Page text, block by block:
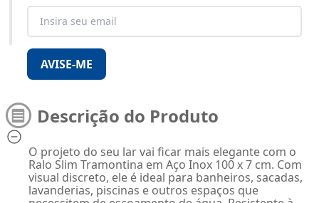
AVISE-ME
Descrição do Produto
O projeto do seu lar vai ficar mais elegante com o
Ralo Slim Tramontina em Aço Inox 100 x 7 cm. Com
visual discreto, ele é ideal para banheiros, sacadas,
lavanderias, piscinas e outros espaços que